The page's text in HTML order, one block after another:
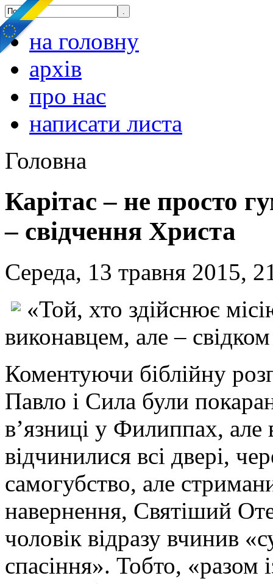
на головну
архів
про нас
написати листа
Головна
Карітас – не просто
– свідчення Христа
Середа, 13 травня 2015,
«Той, хто здійснює
виконавцем, але –
Коментуючи біблійну
Павло і Сила були
в’язниці у Филиппах, але
відчинилися всі двері,
самогубство, але
навернення, Святіший
чоловік відразу вчинив
спасіння». Тобто, «разом